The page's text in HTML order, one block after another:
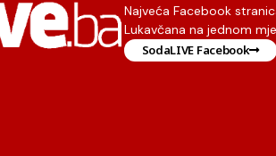
Najveća Facebook
Lukavčana na jednom
SodaLIVE Facebook